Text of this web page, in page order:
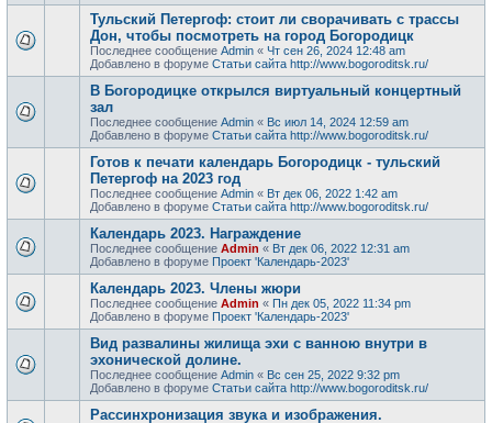
Тульский Петергоф: стоит ли сворачивать с трассы
Дон, чтобы посмотреть на город Богородицк
Последнее сообщение Admin « Чт сен 26, 2024 12:48 am
Добавлено в форуме Статьи сайта http://www.bogoroditsk.ru/
В Богородицке открылся виртуальный концертный
зал
Последнее сообщение Admin « Вс июл 14, 2024 12:59 am
Добавлено в форуме Статьи сайта http://www.bogoroditsk.ru/
Готов к печати календарь Богородицк - тульский
Петергоф на 2023 год
Последнее сообщение Admin « Вт дек 06, 2022 1:42 am
Добавлено в форуме Статьи сайта http://www.bogoroditsk.ru/
Календарь 2023. Награждение
Последнее сообщение Admin « Вт дек 06, 2022 12:31 am
Добавлено в форуме Проект 'Календарь-2023'
Календарь 2023. Члены жюри
Последнее сообщение Admin « Пн дек 05, 2022 11:34 pm
Добавлено в форуме Проект 'Календарь-2023'
Вид развалины жилища эхи с ванною внутри в
эхонической долине.
Последнее сообщение Admin « Вс сен 25, 2022 9:32 pm
Добавлено в форуме Статьи сайта http://www.bogoroditsk.ru/
Рассинхронизация звука и изображения.